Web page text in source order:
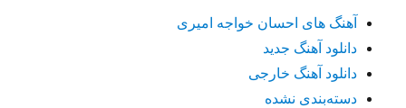
آهنگ های احسان خواجه امیری
دانلود آهنگ جدید
دانلود آهنگ خارجی
دسته‌بندی نشده